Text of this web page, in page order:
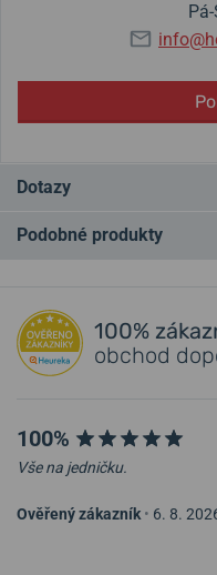
Dotazy
Podobné produkty
100%
obchod
100%
Vše na jedničku.
Ověřený zákazník • 6. 8.